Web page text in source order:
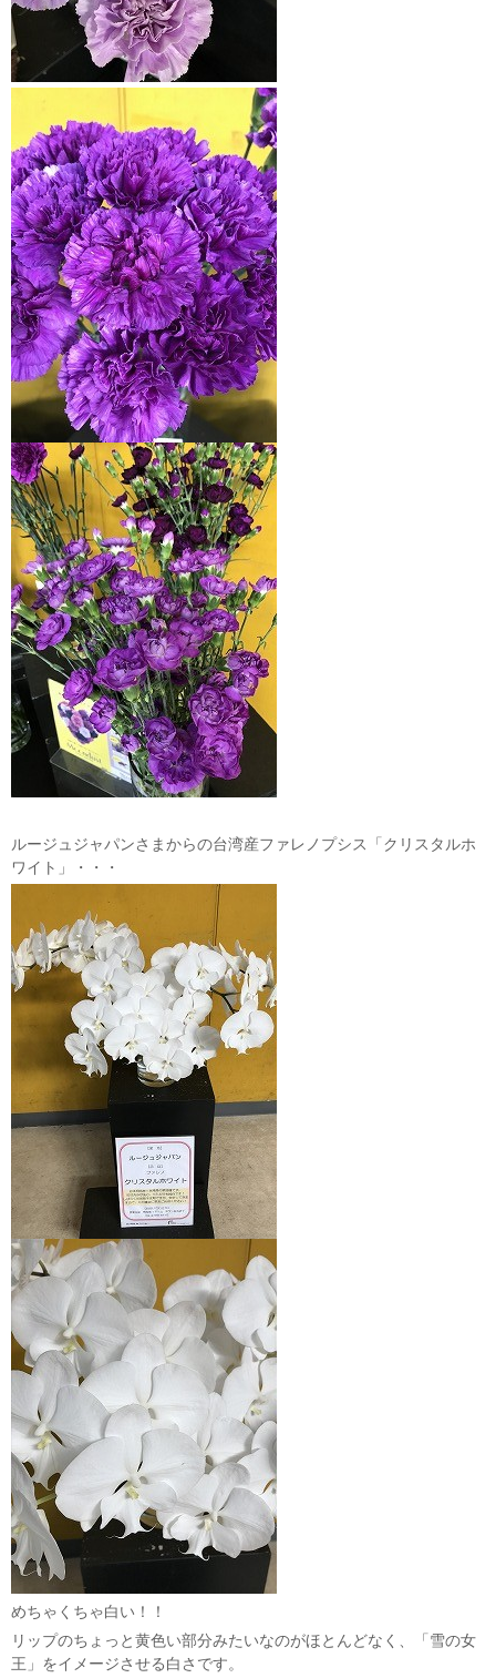
ルージュジャパンさまからの台湾産ファレノプシス「クリスタルホ
ワイト」・・・
めちゃくちゃ白い！！
リップのちょっと黄色い部分みたいなのがほとんどなく、「雪の女
王」をイメージさせる白さです。